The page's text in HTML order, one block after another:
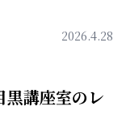
2026.4.28
黒講座室のレ